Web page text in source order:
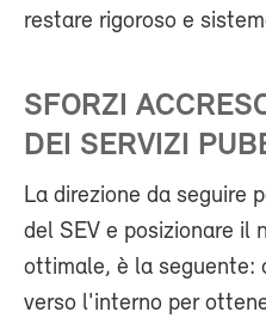
restare rigoroso e
SFORZI
DEI SERVIZI
La direzione da seguire
del SEV e posizionare il
ottimale, è la seguente:
verso l'interno per